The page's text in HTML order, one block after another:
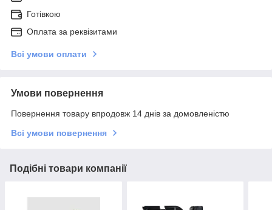
Готівкою
Оплата за реквізитами
Всі умови оплати
Умови повернення
Повернення товару впродовж 14 днів за домовленістю
Всі умови повернення
Подібні товари компанії